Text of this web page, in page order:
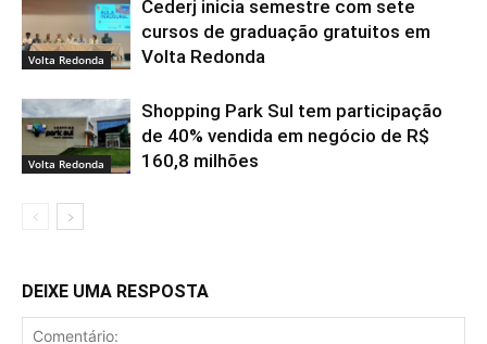
Volta Redonda
Cederj inicia semestre com sete
cursos de graduação gratuitos em
Volta Redonda
Volta Redonda
Shopping Park Sul tem participação
de 40% vendida em negócio de R$
160,8 milhões
DEIXE UMA RESPOSTA